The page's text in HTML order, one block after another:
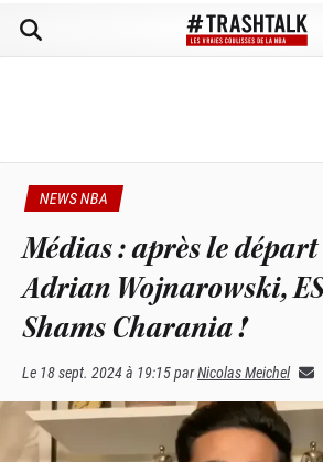
NEWS NBA
Médias : après le
Adrian Wojnarowski,
Shams Charania !
Le 18 sept. 2024 à 19:15parNicolas Meichel